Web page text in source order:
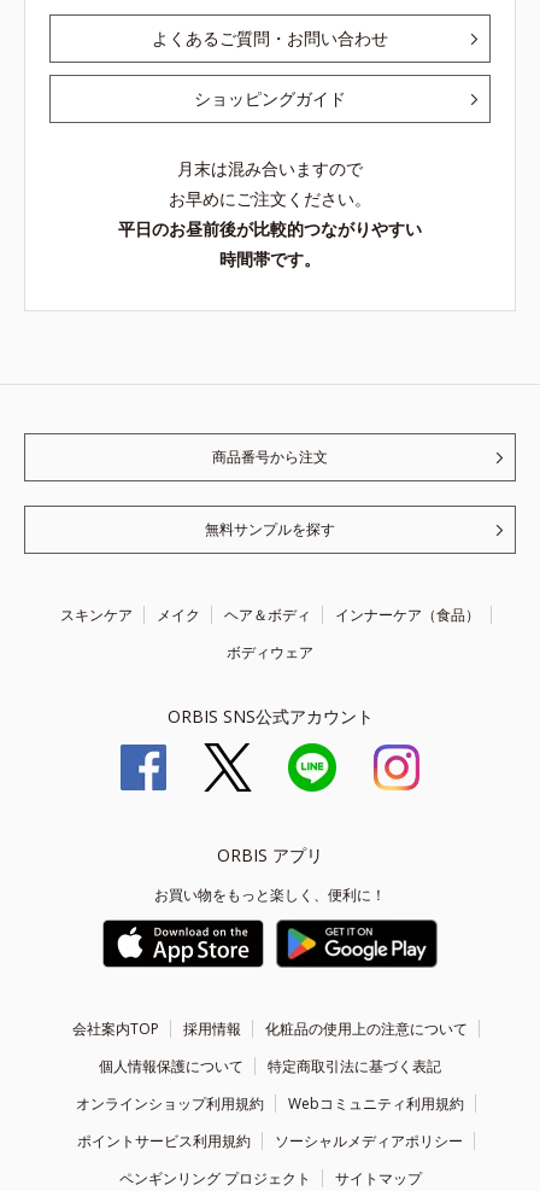
よくあるご質問・お問い合わせ
ショッピングガイド
月末は混み合いますので
お早めにご注文ください。
平日のお昼前後が比較的つながりやすい
時間帯です。
商品番号から注文
無料サンプルを探す
スキンケア メイク ヘア＆ボディ
インナーケア（食品）
ボディウェア
ORBIS SNS公式アカウント
ORBIS アプリ
お買い物をもっと楽しく、便利に！
会社案内TOP 採用情報
化粧品の使用上の注意について
個人情報保護について
特定商取引法に基づく表記
オンラインショップ利用規約
Webコミュニティ利用規約
ポイントサービス利用規約
ソーシャルメディアポリシー
ペンギンリング プロジェクト
サイトマップ